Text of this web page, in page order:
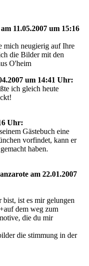
11.05.2007 um 15:16
mich neugierig auf Ihre
die Bilder mit den
O'heim
um 14:41 Uhr:
ich gleich heute
Uhr:
Gästebuch eine
vorfindet, kann er
haben.
am 22.01.2007
ist es mir gelungen
dem weg zum
die du mir
die stimmung in der